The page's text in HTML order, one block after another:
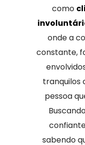
como
onde a
constante,
tranquilos
pessoa
sabendo